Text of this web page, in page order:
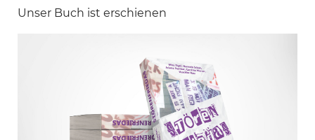
Unser Buch ist erschienen